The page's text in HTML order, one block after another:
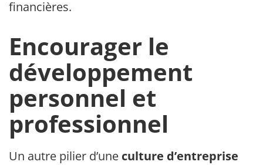
financières.
Encourager le
développement
personnel et
professionnel
Un autre pilier d’une culture d’entreprise